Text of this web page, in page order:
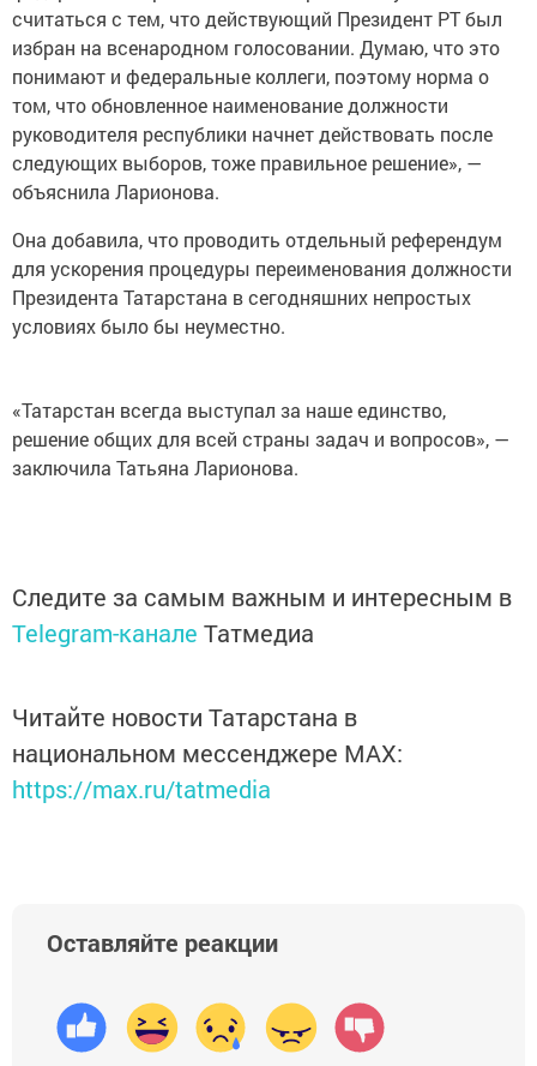
считаться с тем, что действующий Президент РТ был
избран на всенародном голосовании. Думаю, что это
понимают и федеральные коллеги, поэтому норма о
том, что обновленное наименование должности
руководителя республики начнет действовать после
следующих выборов, тоже правильное решение», —
объяснила Ларионова.
Она добавила, что проводить отдельный референдум
для ускорения процедуры переименования должности
Президента Татарстана в сегодняшних непростых
условиях было бы неуместно.
«Татарстан всегда выступал за наше единство,
решение общих для всей страны задач и вопросов», —
заключила Татьяна Ларионова.
Следите за самым важным и интересным в
Telegram-канале Татмедиа
Читайте новости Татарстана в
национальном мессенджере MАХ:
https://max.ru/tatmedia
Оставляйте реакции